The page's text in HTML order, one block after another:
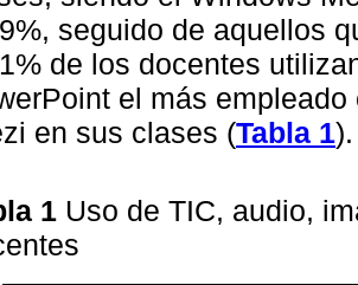
seguido de aquellos
de los docentes
el más
en sus clases (Tabla 1).
1 Uso de TIC, audio,